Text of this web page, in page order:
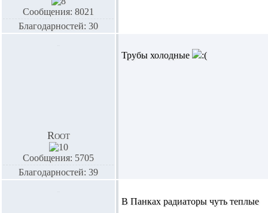
Сообщения: 8021
Благодарностей: 30
Root
Сообщения: 5705
Благодарностей: 39
Трубы холодные
В Панках радиаторы чуть теплые